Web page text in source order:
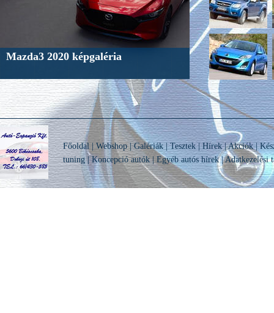
Mazda3 2020 képgaléria
Főoldal |Webshop|Galériák|Tesztek|Hírek|Akciók|
tuning|Koncepció autók| Egyéb autós hírek|Adatkezelési